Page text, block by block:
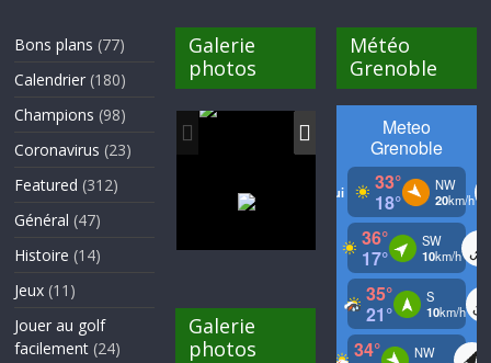
Bons plans (77)
Calendrier (180)
Champions (98)
Coronavirus (23)
Featured (312)
Général (47)
Histoire (14)
Jeux (11)
Jouer au golf
facilement (24)
Galerie
photos
Galerie
photos
Météo
Grenoble